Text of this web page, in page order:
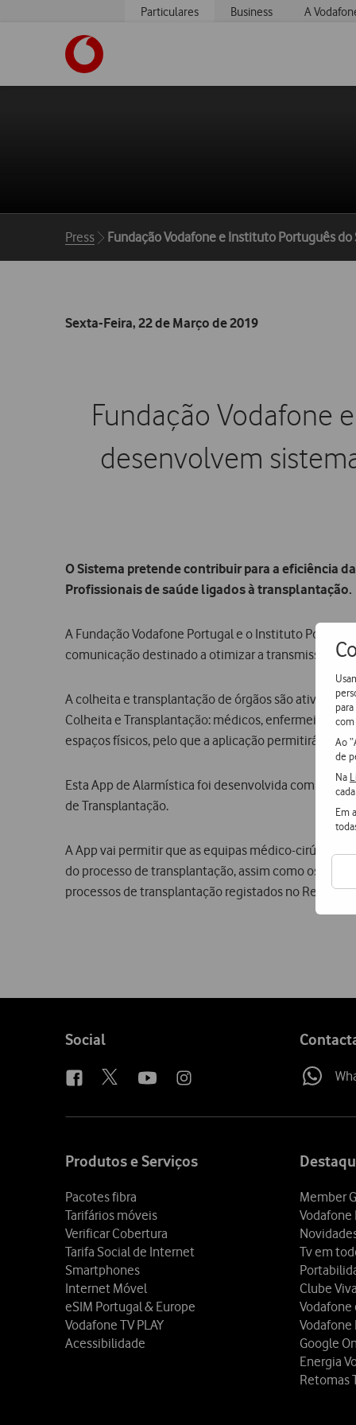
com
Ao
de
Na
Em
Particulares Business A
Breadcrumbs
Press Fundação Vodafone e Instituto Português
Sexta-Feira, 22 de Março de 2019
Fundação Vodafone
desenvolvem
O Sistema pretende contribuir para a eficiência
Profissionais de saúde ligados à transplantação.
A Fundação Vodafone Portugal e o Instituto
comunicação destinado a otimizar a transmissão da
A colheita e transplantação de órgãos são
Colheita e Transplantação: médicos, enfermeiros
espaços físicos, pelo que a aplicação permitirá a
Esta App de Alarmística foi desenvolvida com o
de Transplantação.
A App vai permitir que as equipas médico-
do processo de transplantação, assim como os
processos de transplantação registados no Registo
Follow
Social
Produtos e Serviços
Pacotes fibra
Tarifários móveis
Verificar Cobertura
Tarifa Social de Internet
Smartphones
Internet Móvel
eSIM Portugal & Europe
Vodafone TV PLAY
Acessibilidade
Member
Vodafone
Tv em
Clube Viva
Vodafone
Vodafone
Google
Energia
Retomas